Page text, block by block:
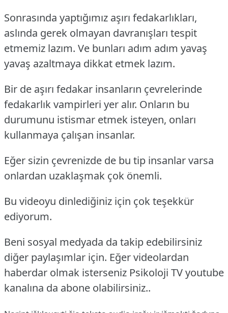
Sonrasında yaptığımız aşırı fedakarlıkları,
aslında gerek olmayan davranışları tespit
etmemiz lazım. Ve bunları adım adım yavaş
yavaş azaltmaya dikkat etmek lazım.
Bir de aşırı fedakar insanların çevrelerinde
fedakarlık vampirleri yer alır. Onların bu
durumunu istismar etmek isteyen, onları
kullanmaya çalışan insanlar.
Eğer sizin çevrenizde de bu tip insanlar varsa
onlardan uzaklaşmak çok önemli.
Bu videoyu dinlediğiniz için çok teşekkür
ediyorum.
Beni sosyal medyada da takip edebilirsiniz
diğer paylaşımlar için. Eğer videolardan
haberdar olmak isterseniz Psikoloji TV youtube
kanalına da abone olabilirsiniz..